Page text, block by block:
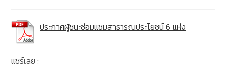
ประกาศผู้ชนะซ่อมแซมสาธารณประโยชน์ 6 แห่ง
แชร์เลย :